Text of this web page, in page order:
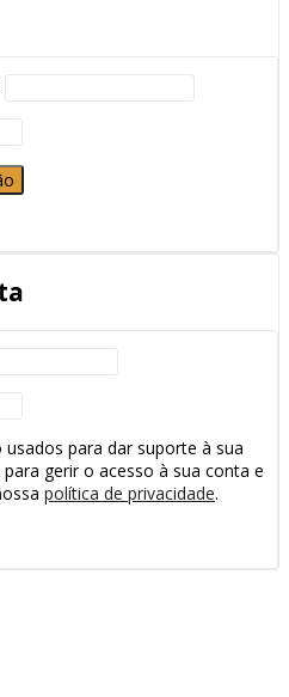
para dar suporte à sua
gerir o acesso à sua conta e
política de privacidade.